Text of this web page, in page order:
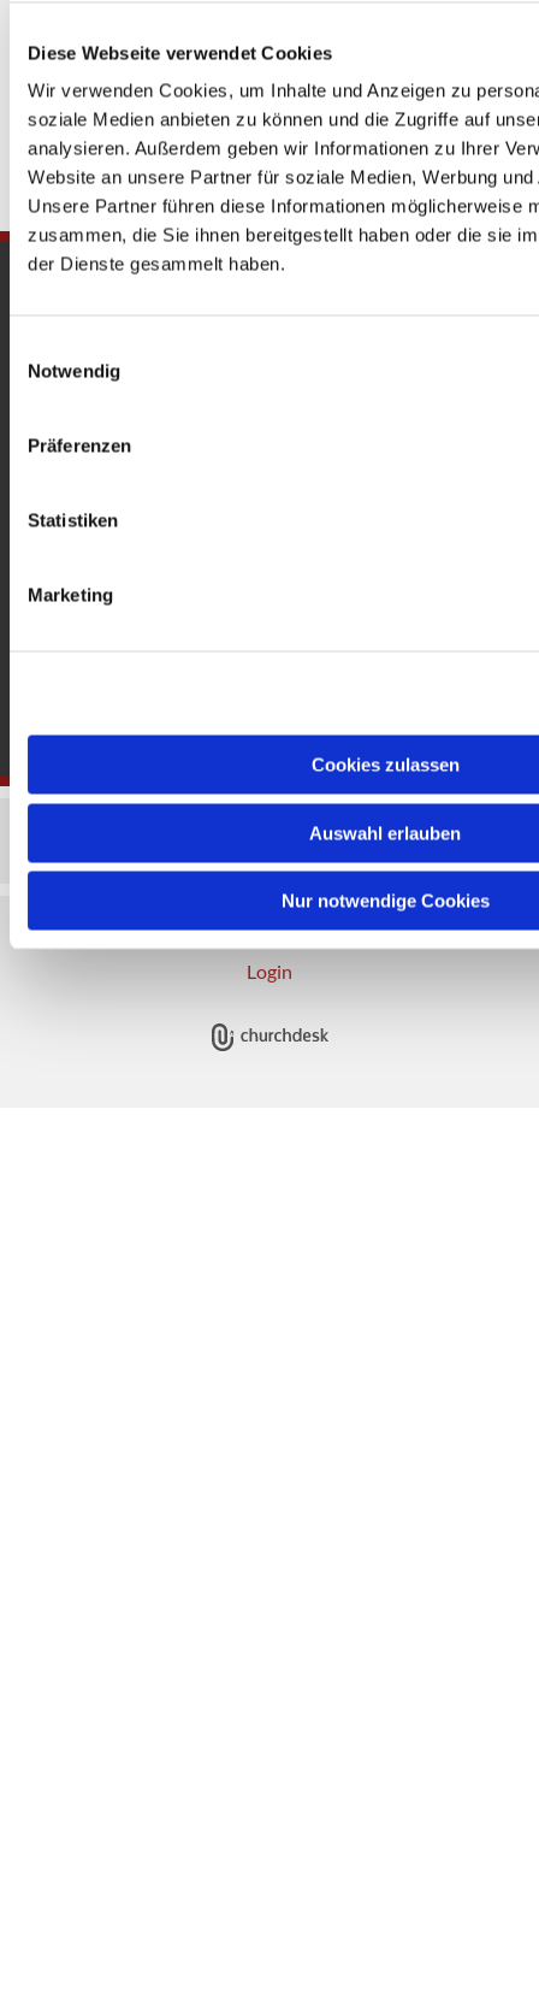
Diese Webseite verwendet Cookies
Wir verwenden Cookies, um Inhalte und Anzeigen zu
soziale Medien anbieten zu können und die Zugriffe auf
analysieren. Außerdem geben wir Informationen zu Ihrer
Website an unsere Partner für soziale Medien, Werbung
Unsere Partner führen diese Informationen möglicherweise
zusammen, die Sie ihnen bereitgestellt haben oder die sie
der Dienste gesammelt haben.
Notwendig
Präferenzen
Statistiken
Marketing
Cookies zulassen
Auswahl erlauben
Nur notwendige Cookies
Heckerdamm 230, 13627 Berlin |
Offene Kirche: Täglich 08-18 Uhr
Impressum Datenschutzerklärung
ChurchDesk-
Login